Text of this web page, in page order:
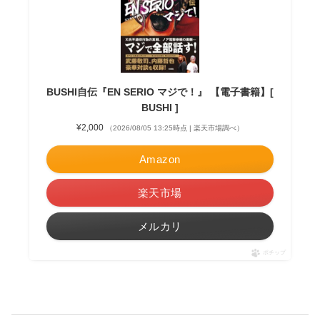
BUSHI自伝『EN SERIO マジで！』 【電子書籍】[
BUSHI ]
¥2,000 （2026/08/05 13:25時点 | 楽天市場調べ）
Amazon
楽天市場
メルカリ
ポチップ